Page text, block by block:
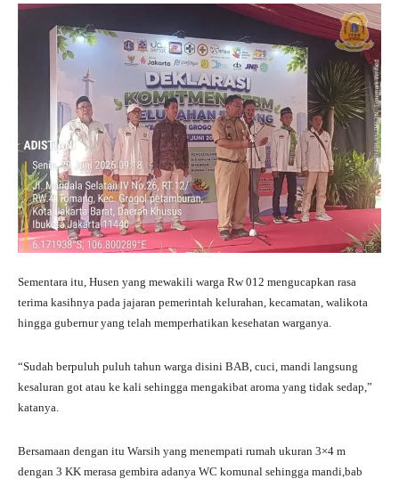
Sementara itu, Husen yang mewakili warga Rw 012 mengucapkan rasa
terima kasihnya pada jajaran pemerintah kelurahan, kecamatan, walikota
hingga gubernur yang telah memperhatikan kesehatan warganya.
“Sudah berpuluh puluh tahun warga disini BAB, cuci, mandi langsung
kesaluran got atau ke kali sehingga mengakibat aroma yang tidak sedap,”
katanya.
Bersamaan dengan itu Warsih yang menempati rumah ukuran 3×4 m
dengan 3 KK merasa gembira adanya WC komunal sehingga mandi,bab